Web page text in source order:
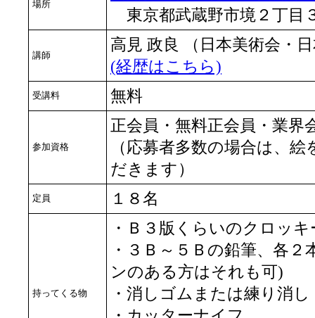
場所
東京都武蔵野市境２丁目
講師
高見 政良 （日本美術会・
(経歴はこちら)
受講料 無料
参加資格
正会員・無料正会員・業界
（応募者多数の場合は、
だきます）
定員 １８名
持ってくる物
・Ｂ３版くらいのクロッキ
・３Ｂ～５Ｂの鉛筆、各
ンのある方はそれも可)
・消しゴムまたは練り消し